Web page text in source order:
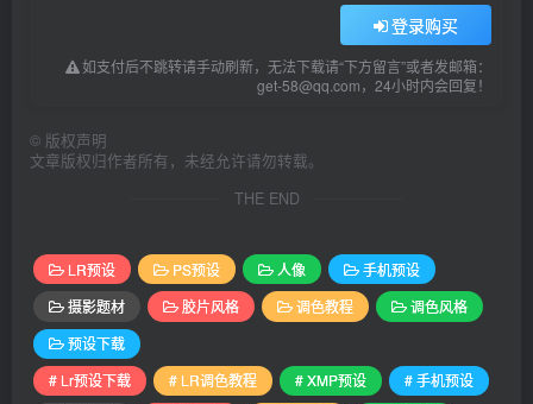
登录购买
如支付后不跳转请手动刷新，无法下载请“下方留言”或者发邮箱：
get-58@qq.com，24小时内会回复！
© 版权声明
文章版权归作者所有，未经允许请勿转载。
THE END
LR预设 PS预设 人像
手机预设
摄影题材
胶片风格 调色教程
调色风格
预设下载
# Lr预设下载
# LR调色教程 # XMP预设
# 手机预设